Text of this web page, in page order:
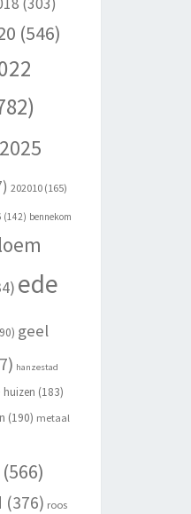
(546)
2025
202010(165)
(142) bennekom
ede
geel
hanzestad
huizen (183)
(190) metaal
(566)
(376) roos